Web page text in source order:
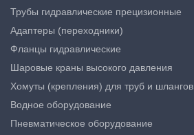
Трубы гидравлические прецизионные
Адаптеры (переходники)
Фланцы гидравлические
Шаровые краны высокого давления
Хомуты (крепления) для труб и шлангов
Водное оборудование
Пневматическое оборудование